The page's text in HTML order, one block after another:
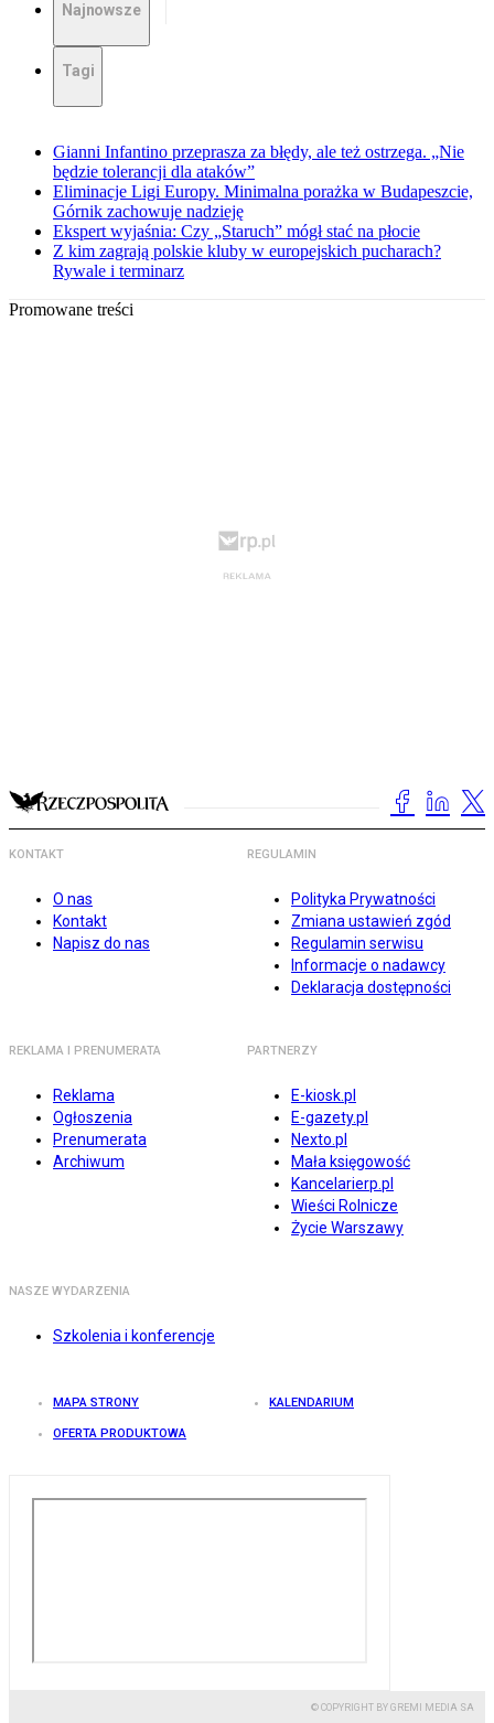
Najnowsze
Tagi
Gianni Infantino przeprasza za błędy, ale też ostrzega. „Nie
będzie tolerancji dla ataków”
Eliminacje Ligi Europy. Minimalna porażka w Budapeszcie,
Górnik zachowuje nadzieję
Ekspert wyjaśnia: Czy „Staruch” mógł stać na płocie
Z kim zagrają polskie kluby w europejskich pucharach?
Rywale i terminarz
Promowane treści
KONTAKT
O nas
Kontakt
Napisz do nas
REGULAMIN
Polityka Prywatności
Zmiana ustawień zgód
Regulamin serwisu
Informacje o nadawcy
Deklaracja dostępności
REKLAMA I PRENUMERATA
Reklama
Ogłoszenia
Prenumerata
Archiwum
PARTNERZY
E-kiosk.pl
E-gazety.pl
Nexto.pl
Mała księgowość
Kancelarierp.pl
Wieści Rolnicze
Życie Warszawy
NASZE WYDARZENIA
Szkolenia i konferencje
MAPA STRONY KALENDARIUM
OFERTA PRODUKTOWA
© COPYRIGHT BY GREMI MEDIA SA